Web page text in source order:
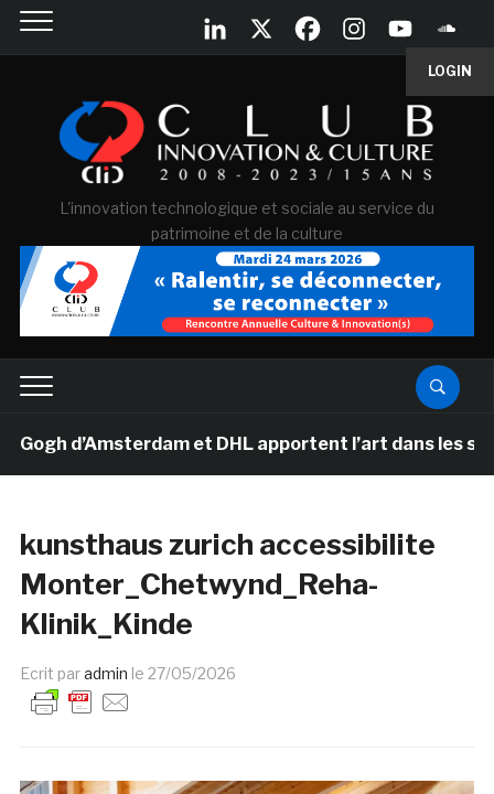
LOGIN
L'innovation technologique et sociale au service du
patrimoine et de la culture
d’Amsterdam et DHL apportent l’art dans les salles
kunsthaus zurich accessibilite
Monter_Chetwynd_Reha-
Klinik_Kinde
Ecrit paradmin le 27/05/2026